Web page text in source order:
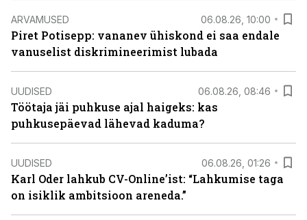
ARVAMUSED 06.08.26, 10:00
Piret Potisepp: vananev ühiskond ei saa endale
vanuselist diskrimineerimist lubada
UUDISED 06.08.26, 08:46
Töötaja jäi puhkuse ajal haigeks: kas
puhkusepäevad lähevad kaduma?
UUDISED 06.08.26, 01:26
Karl Oder lahkub CV-Online’ist: “Lahkumise taga
on isiklik ambitsioon areneda.”